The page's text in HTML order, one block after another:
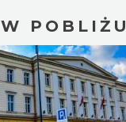
W POBLIŻU